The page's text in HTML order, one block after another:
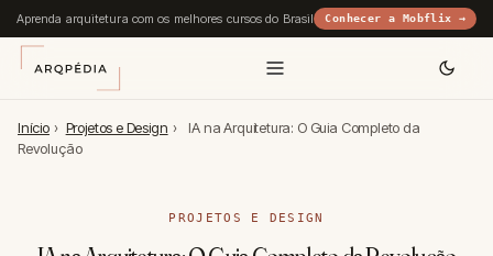
Aprenda arquitetura com os melhores cursos do Brasil Conhecer a Mobflix →
Início › Projetos e Design ›
IA na Arquitetura: O Guia Completo da
Revolução
PROJETOS E DESIGN